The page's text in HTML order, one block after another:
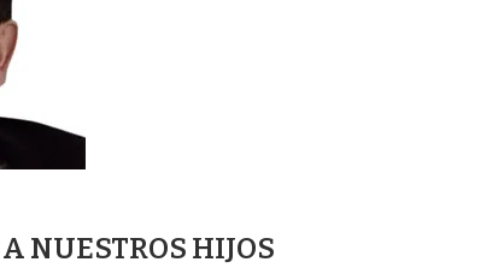
NUESTROS HIJOS